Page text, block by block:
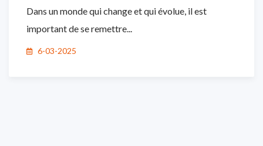
Dans un monde qui change et qui évolue, il est
important de se remettre...
6-03-2025